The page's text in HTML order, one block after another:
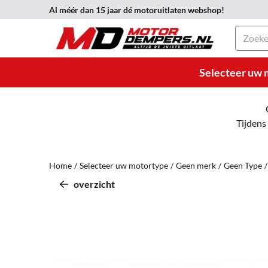
Cookievoorkeuren zijn momenteel gesloten.
Al méér dan 15 jaar dé motoruitlaten webshop!
Zoeken
Selecteer uw
Tijdens
Home / Selecteer uw motortype / Geen merk / Geen Type /
overzicht